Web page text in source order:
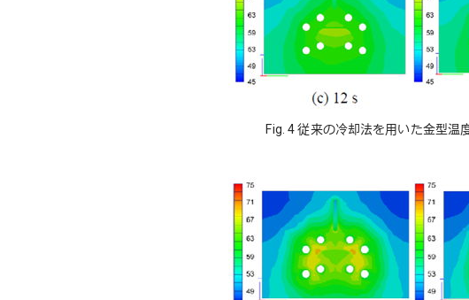
Fig. 4 従来の冷却法を用いた金型温